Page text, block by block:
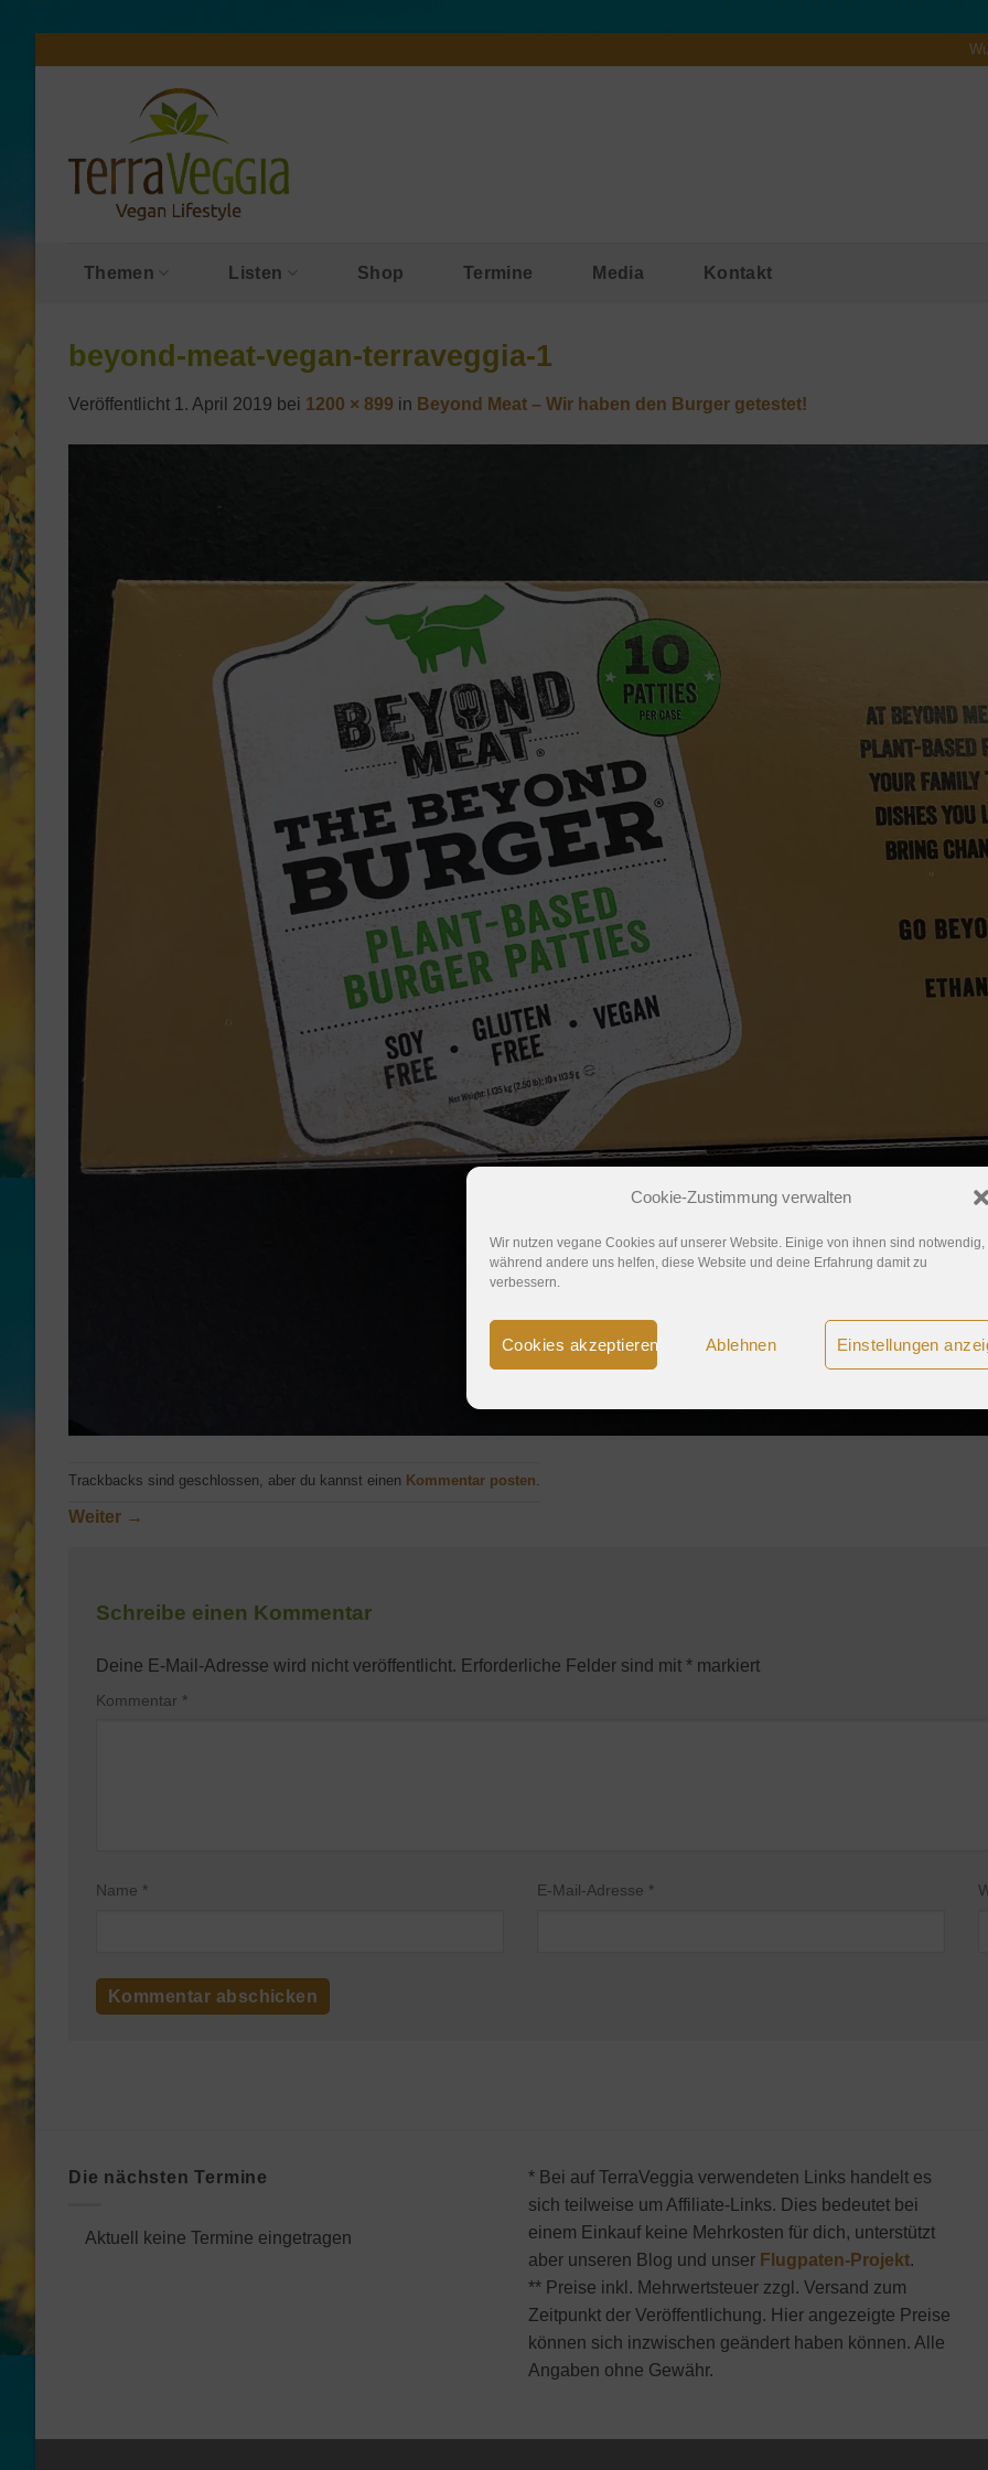
Cookie-Zustimmung verwalten
Wir nutzen vegane Cookies auf unserer Website. Einige von ihnen sind notwendig,
während andere uns helfen, diese Website und deine Erfahrung damit zu
verbessern.
Cookies akzeptieren Ablehnen Einstellungen
Themen Listen Shop Termine Media Kontakt
beyond-meat-vegan-terraveggia-1
Veröffentlicht 1. April 2019 bei 1200 × 899 in Beyond Meat – Wir haben den Burger getestet!
Trackbacks sind geschlossen, aber du kannst einen Kommentar posten
Weiter →
Schreibe einen Kommentar
Deine E-Mail-Adresse wird nicht veröffentlicht. Erforderliche Felder sind mit * markiert
Kommentar *
Name * E-Mail-Adresse *
Die nächsten Termine
Aktuell keine Termine eingetragen
* Bei auf TerraVeggia verwendeten Links handelt es
sich teilweise um Affiliate-Links. Dies bedeutet bei
einem Einkauf keine Mehrkosten für dich, unterstützt
aber unseren Blog und unser Flugpaten-Projekt.
** Preise inkl. Mehrwertsteuer zzgl. Versand zum
Zeitpunkt der Veröffentlichung. Hier angezeigte Preise
können sich inzwischen geändert haben können. Alle
Angaben ohne Gewähr.